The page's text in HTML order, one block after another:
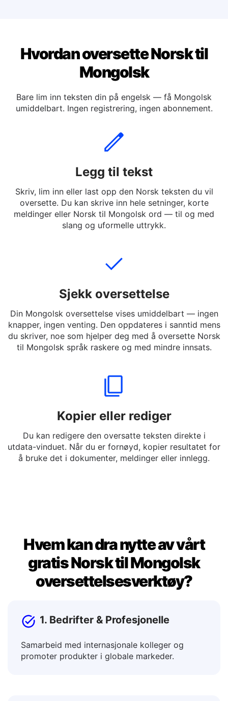
Hvordan oversette Norsk til
Mongolsk
umiddelbart. Ingen registrering, ingen abonnement.
Legg til tekst
Skriv, lim inn eller last opp den Norsk teksten du vil
oversette. Du kan skrive inn hele setninger, korte
Sjekk oversettelse
Din Mongolsk oversettelse vises umiddelbart — ingen
knapper, ingen venting. Den oppdateres i sanntid mens
til Mongolsk språk raskere og med mindre innsats.
Kopier eller rediger
Du kan redigere den oversatte teksten direkte i
Hvem kan dra nytte av vårt
gratis Norsk til Mongolsk
1. Bedrifter & Profesjonelle